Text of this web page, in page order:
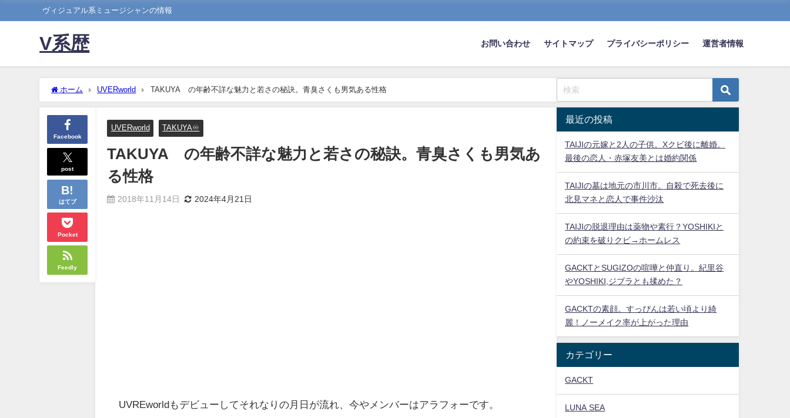
ヴィジュアル系ミュージシャンの情報
V系歴 お問い合わせ サイトマップ プライバシーポリシー 運営者情報
ホーム UVERworld TAKUYA∞の年齢不詳な魅力と若さの秘訣。青臭さくも男気ある性格
Facebook
post
はてブ
Pocket
Feedly
UVERworld TAKUYA♾️
TAKUYA∞の年齢不詳な魅力と若さの秘訣。青臭さくも男気あ
る性格
2018年11月14日 2024年4月21日
UVREworldもデビューしてそれなりの月日が流れ、今やメンバーはアラフォーです。
最近の投稿
TAIJIの元嫁と2人の子供。Xクビ後に離婚。
最後の恋人・赤塚友美とは婚約関係
TAIJIの墓は地元の市川市。自殺で死去後に
北見マネと恋人で事件沙汰
TAIJIの脱退理由は薬物や素行？YOSHIKIと
の約束を破りクビ→ホームレス
GACKTとSUGIZOの喧嘩と仲直り。紀里谷
やYOSHIKI,ジブラとも揉めた？
GACKTの素顔。すっぴんは若い頃より綺
麗！ノーメイク率が上がった理由
カテゴリー
GACKT
LUNA SEA